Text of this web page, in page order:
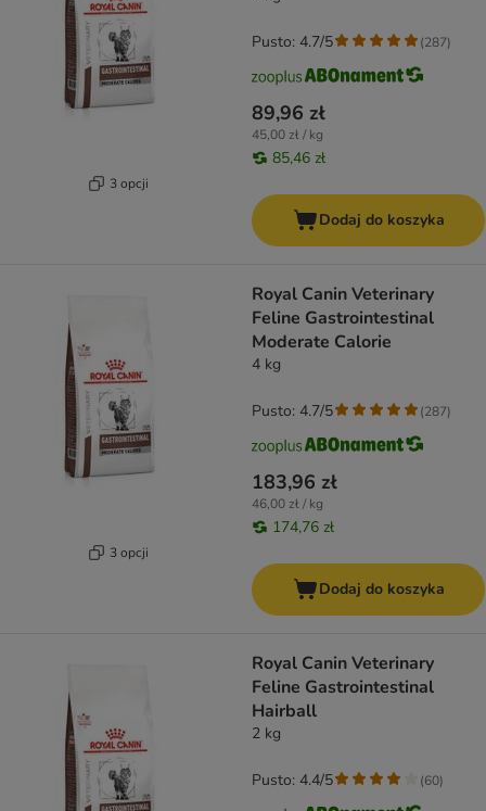
3 opcji
89,96 zł
45,00 zł / kg
85,46 zł
Pusto: 4.7/5 (287)
Dodaj do koszyka
3 opcji
Royal Canin Veterinary
Feline Gastrointestinal
Moderate Calorie
4 kg
183,96 zł
46,00 zł / kg
174,76 zł
Pusto: 4.7/5 (287)
Dodaj do koszyka
Royal Canin Veterinary
Feline Gastrointestinal
Hairball
2 kg
Pusto: 4.4/5 (60)